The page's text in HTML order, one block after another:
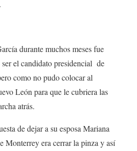
durante muchos meses fue
el candidato presidencial de
como no pudo colocar al
León para que le cubriera las
atrás.
de dejar a su esposa Mariana
Monterrey era cerrar la pinza y así